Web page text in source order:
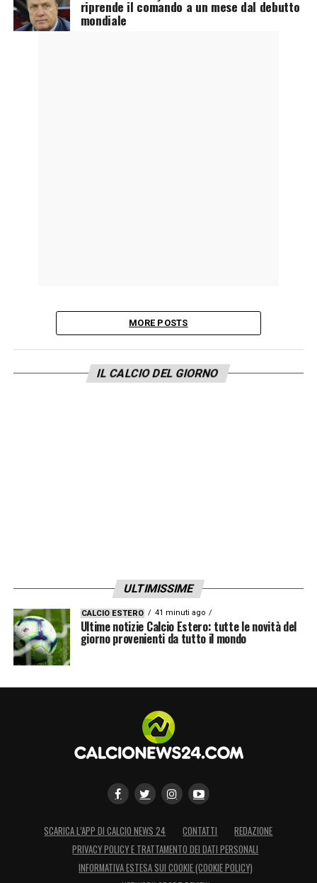
riprende il comando a un mese dal debutto
mondiale
MORE POSTS
IL CALCIO DEL GIORNO
ULTIMISSIME
CALCIO ESTERO 41 minuti ago
Ultime notizie Calcio Estero: tutte le novità del
giorno provenienti da tutto il mondo
SCARICA L’APP DI CALCIO NEWS 24 CONTATTI
REDAZIONE
PRIVACY POLICY E TRATTAMENTO DEI DATI PERSONALI
INFORMATIVA ESTESA SUI COOKIE (COOKIE POLICY)